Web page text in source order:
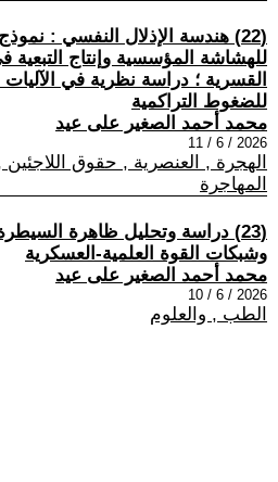
(22) هندسة الإذلال النفسي :
للهشاشة المؤسسية وإنتاج التبعية
القسرية ؛ دراسة نظرية في الآليات
للضغوط التراكمية
محمد أحمد الصغير على عيد
2026 / 6 / 11
الهجرة , العنصرية , حقوق اللاجئين
المهاجرة
(23) دراسة وتحليل ظاهرة
وشبكات القوة العلمية-العسكرية
محمد أحمد الصغير على عيد
2026 / 6 / 10
الطب , والعلوم